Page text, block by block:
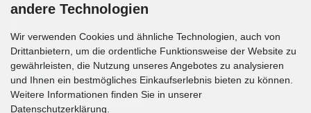
andere Technologien
Wir verwenden Cookies und ähnliche Technologien, auch von
Drittanbietern, um die ordentliche Funktionsweise der Website zu
gewährleisten, die Nutzung unseres Angebotes zu analysieren
und Ihnen ein bestmögliches Einkaufserlebnis bieten zu können.
Weitere Informationen finden Sie in unserer
Datenschutzerklärung.